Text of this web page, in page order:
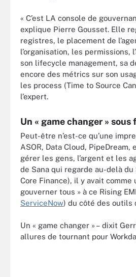
« C’est LA console de
explique Pierre Gousset. Elle
registres, le placement de
l’organisation, les permissions,
son lifecycle management, sa
encore des métrics sur son
les process (Time to Source
l’expert.
Un « game changer » sous
Peut-être n’est-ce qu’une
ASOR, Data Cloud, PipeDream,
gérer les gens, l’argent et les
de Sana qui regarde au-delà du
Core Finance), il y avait comme
gouverner tous » à ce Rising
ServiceNow) du côté des outils
Un « game changer » – dixit
allures de tournant pour